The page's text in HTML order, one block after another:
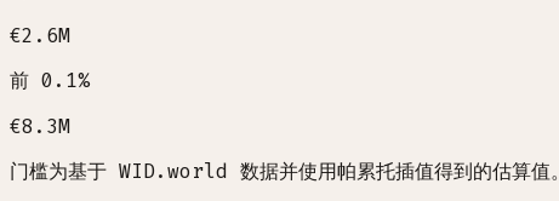
€2.6M
前 0.1%
€8.3M
门槛为基于 WID.world 数据并使用帕累托插值得到的估算值。